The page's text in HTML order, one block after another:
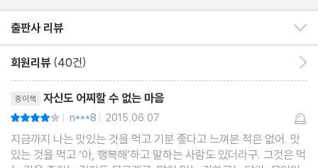
출판사 리뷰
회원리뷰 (40건)
종이책 자신도 어찌할 수 없는 마음
| n***8 | 2015.06.07
지금까지 나는 맛있는 것을 먹고 기분 좋다고 느껴본 적은 없어. 맛
있는 것을 먹고 ‘아, 행복해’하고 말하는 사람도 있더라구. 그것은 먹